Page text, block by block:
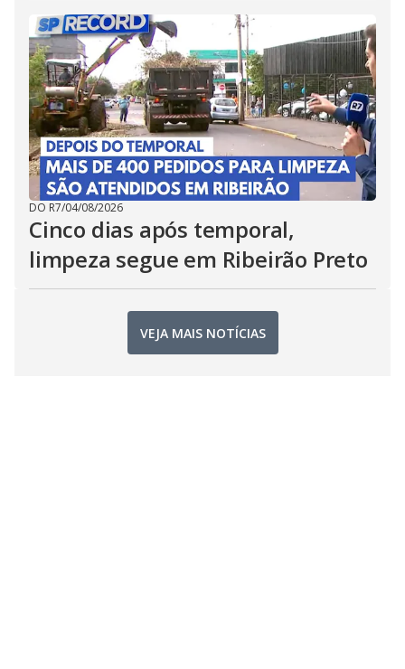
DO R7/04/08/2026
Cinco dias após temporal,
limpeza segue em Ribeirão Preto
VEJA MAIS NOTÍCIAS